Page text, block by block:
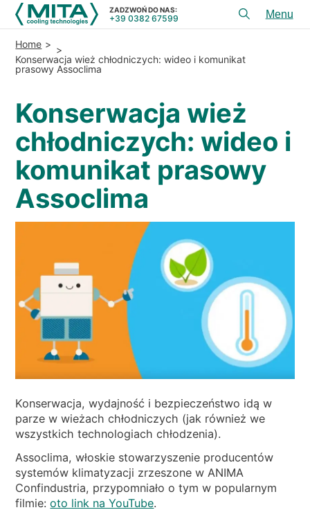
REFERENCJE
WIADOMOŚCI
KIM JESTEŚMY
ZRÓWNOWAŻONEGO
PL EN IT FR DE
ZADZWOŃ DO NAS:
+39 0382 67599
menu
PRODUKTY
USłUGI I DORADZTWO
SERWIS
ZASOBY
KONTAKT
+39 0382 67599
Home
Konserwacja wież chłodniczych: wideo i komunikat
prasowy Assoclima
Konserwacja wież
chłodniczych: wideo i
komunikat prasowy
Assoclima
Konserwacja, wydajność i bezpieczeństwo idą w
parze w wieżach chłodniczych (jak również we
wszystkich technologiach chłodzenia).
Assoclima, włoskie stowarzyszenie producentów
systemów klimatyzacji zrzeszone w ANIMA
Confindustria, przypomniało o tym w popularnym
filmie:oto link na YouTube.